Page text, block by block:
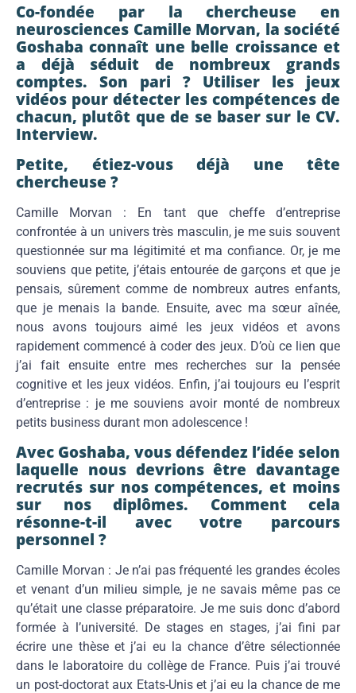
Co-fondée par la chercheuse en
neurosciences Camille Morvan, la société
Goshaba connaît une belle croissance et
a déjà séduit de nombreux grands
comptes. Son pari ? Utiliser les jeux
vidéos pour détecter les compétences de
chacun, plutôt que de se baser sur le CV.
Interview.
Petite, étiez-vous déjà une tête
chercheuse ?
Camille Morvan : En tant que cheffe d’entreprise
confrontée à un univers très masculin, je me suis souvent
questionnée sur ma légitimité et ma confiance. Or, je me
souviens que petite, j’étais entourée de garçons et que je
pensais, sûrement comme de nombreux autres enfants,
que je menais la bande. Ensuite, avec ma sœur aînée,
nous avons toujours aimé les jeux vidéos et avons
rapidement commencé à coder des jeux. D’où ce lien que
j’ai fait ensuite entre mes recherches sur la pensée
cognitive et les jeux vidéos. Enfin, j’ai toujours eu l’esprit
d’entreprise : je me souviens avoir monté de nombreux
petits business durant mon adolescence !
Avec Goshaba, vous défendez l’idée selon
laquelle nous devrions être davantage
recrutés sur nos compétences, et moins
sur nos diplômes. Comment cela
résonne-t-il avec votre parcours
personnel ?
Camille Morvan : Je n’ai pas fréquenté les grandes écoles
et venant d’un milieu simple, je ne savais même pas ce
qu’était une classe préparatoire. Je me suis donc d’abord
formée à l’université. De stages en stages, j’ai fini par
écrire une thèse et j’ai eu la chance d’être sélectionnée
dans le laboratoire du collège de France. Puis j’ai trouvé
un post-doctorat aux Etats-Unis et j’ai eu la chance de me